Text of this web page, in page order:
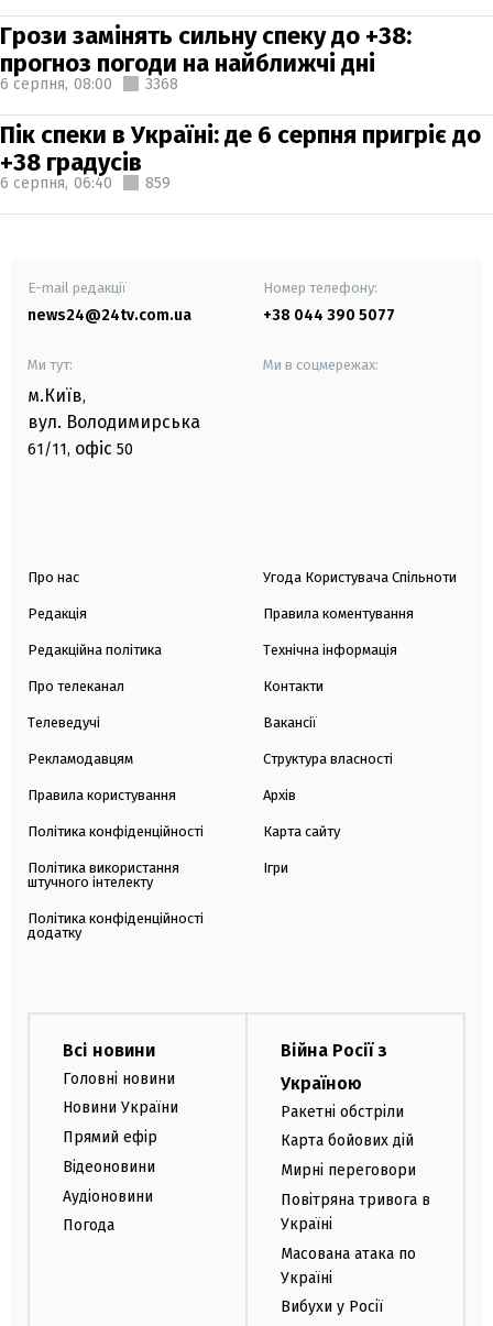
Грози замінять сильну спеку до +38:
прогноз погоди на найближчі дні
6 серпня, 08:00 3368
Пік спеки в Україні: де 6 серпня пригріє до
+38 градусів
6 серпня, 06:40 859
E-mail редакції
news24@24tv.com.ua
Номер телефону:
+38 044 390 5077
Ми тут:
м.Київ,
вул. Володимирська
61/11, офіс 50
Ми в соцмережах:
Про нас
Редакція
Редакційна політика
Про телеканал
Телеведучі
Рекламодавцям
Правила користування
Політика конфіденційності
Політика використання
штучного інтелекту
Політика конфіденційності
додатку
Угода Користувача Спільноти
Правила коментування
Технічна інформація
Контакти
Вакансії
Структура власності
Архів
Карта сайту
Ігри
Всі новини
Головні новини
Новини України
Прямий ефір
Відеоновини
Аудіоновини
Погода
Війна Росії з
Україною
Ракетні обстріли
Карта бойових дій
Мирні переговори
Повітряна тривога в
Україні
Масована атака по
Україні
Вибухи у Росії